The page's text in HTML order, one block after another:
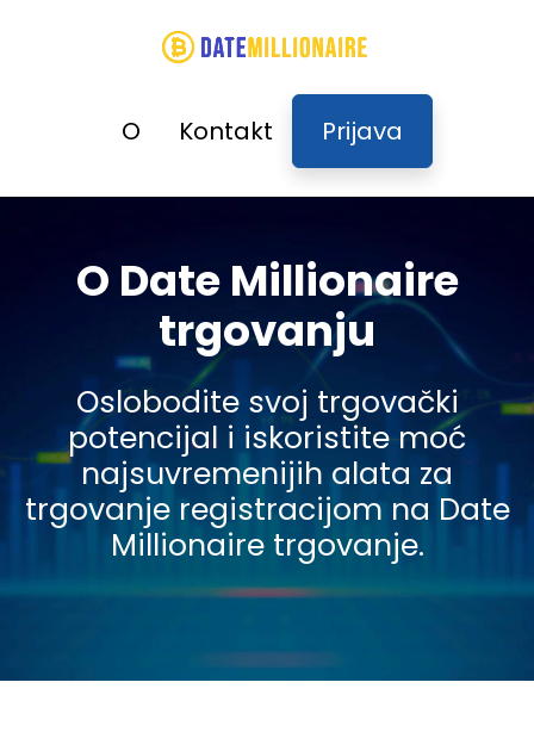
O Kontakt Prijava
O Date Millionaire
trgovanju
Oslobodite svoj trgovački
potencijal i iskoristite moć
najsuvremenijih alata za
trgovanje registracijom na Date
Millionaire trgovanje.